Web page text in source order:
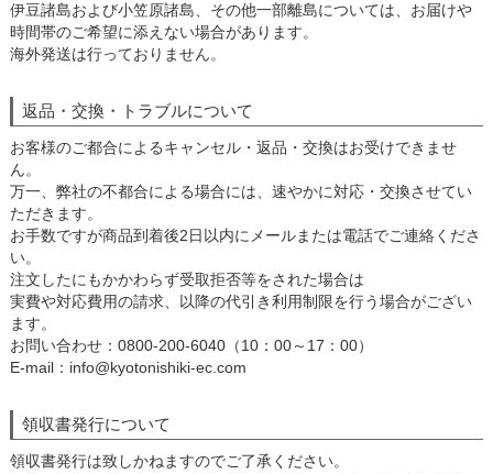
伊豆諸島および小笠原諸島、その他一部離島については、お届けや
時間帯のご希望に添えない場合があります。
海外発送は行っておりません。
返品・交換・トラブルについて
お客様のご都合によるキャンセル・返品・交換はお受けできませ
ん。
万一、弊社の不都合による場合には、速やかに対応・交換させてい
ただきます。
お手数ですが商品到着後2日以内にメールまたは電話でご連絡くださ
い。
注文したにもかかわらず受取拒否等をされた場合は
実費や対応費用の請求、以降の代引き利用制限を行う場合がござい
ます。
お問い合わせ：0800-200-6040（10：00～17：00）
E-mail：info@kyotonishiki-ec.com
領収書発行について
領収書発行は致しかねますのでご了承ください。